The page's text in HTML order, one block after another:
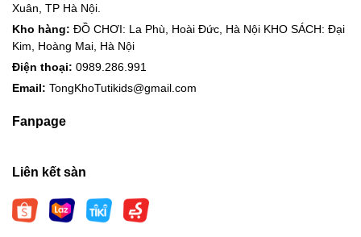
Xuân, TP Hà Nội.
Kho hàng: ĐỒ CHƠI: La Phù, Hoài Đức, Hà Nội KHO SÁCH: Đại
Kim, Hoàng Mai, Hà Nội
Điện thoại: 0989.286.991
Email: TongKhoTutikids@gmail.com
Fanpage
Liên kết sàn